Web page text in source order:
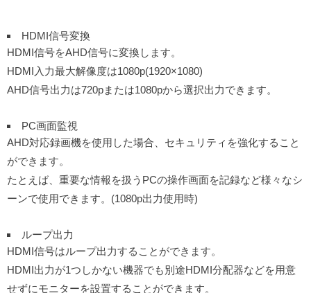
HDMI信号変換
HDMI信号をAHD信号に変換します。
HDMI入力最大解像度は1080p(1920×1080)
AHD信号出力は720pまたは1080pから選択出力できます。
PC画面監視
AHD対応録画機を使用した場合、セキュリティを強化すること
ができます。
たとえば、重要な情報を扱うPCの操作画面を記録など様々なシ
ーンで使用できます。(1080p出力使用時)
ループ出力
HDMI信号はループ出力することができます。
HDMI出力が1つしかない機器でも別途HDMI分配器などを用意
せずにモニターを設置することができます。